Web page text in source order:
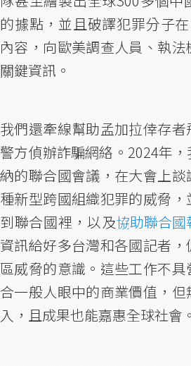
的據點，並且破譯犯罪分子
內容，向歐美調查人員、執
關鍵資訊。
我們還牽線幫助孟加拉倖存
警方偵辦詐騙網絡。2024年
納的聯合國會議，在大會上
種新型跨國組織犯罪的威脅
到聯合國裡，以及協助聯合
資訊給好多台灣和各國記者
區威脅的意識。這些工作不
合一般人眼中的商業價值，
入，且成果也能嘉惠全球社會。